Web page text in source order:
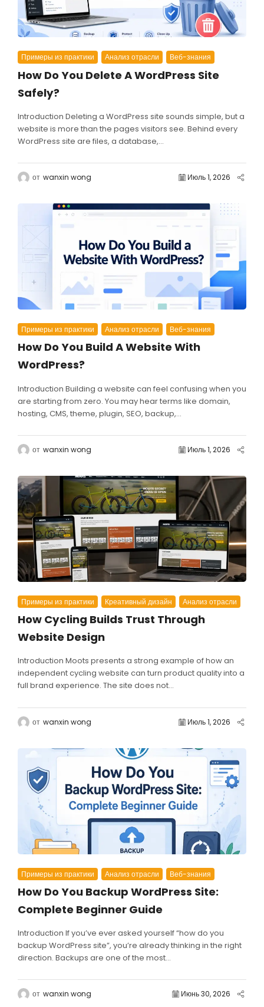
Примеры из практики Анализ отрасли Веб-знания
How Do You Delete A WordPress Site
Safely?
Introduction Deleting a WordPress site sounds simple, but a
website is more than the pages visitors see. Behind every
WordPress site are files, a database,...
от wanxin wong Июль 1, 2026
Примеры из практики Анализ отрасли Веб-знания
How Do You Build A Website With
WordPress?
Introduction Building a website can feel confusing when you
are starting from zero. You may hear terms like domain,
hosting, CMS, theme, plugin, SEO, backup,...
от wanxin wong Июль 1, 2026
Примеры из практики Креативный дизайн Анализ отрасли
How Cycling Builds Trust Through
Website Design
Introduction Moots presents a strong example of how an
independent cycling website can turn product quality into a
full brand experience. The site does not...
от wanxin wong Июль 1, 2026
Примеры из практики Анализ отрасли Веб-знания
How Do You Backup WordPress Site:
Complete Beginner Guide
Introduction If you’ve ever asked yourself “how do you
backup WordPress site”, you’re already thinking in the right
direction. Backups are one of the most...
от wanxin wong Июнь 30, 2026